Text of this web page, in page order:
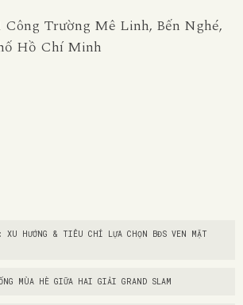
Công Trường Mê Linh, Bến Nghé,
Hồ Chí Minh
XU HƯỚNG & TIÊU CHÍ LỰA CHỌN BĐS VEN MẶT
MÙA HÈ GIỮA HAI GIẢI GRAND SLAM